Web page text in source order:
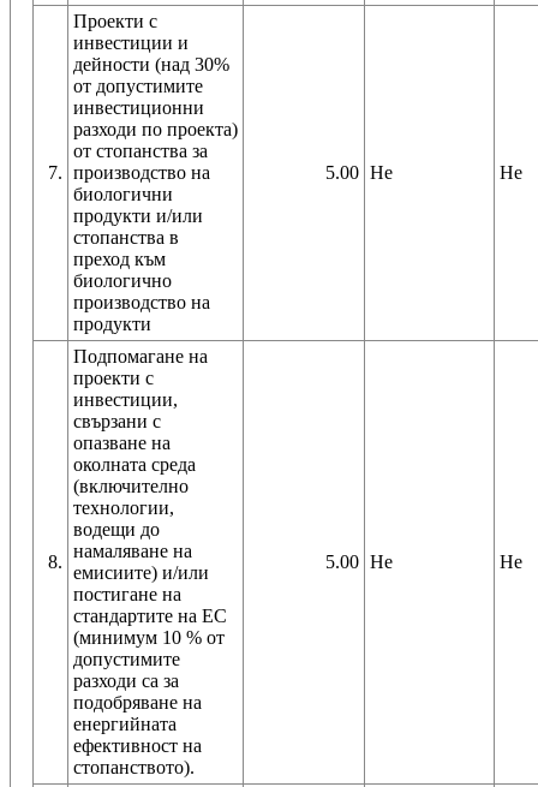
7.
Проекти с
инвестиции и
дейности (над 30%
от допустимите
инвестиционни
разходи по проекта)
от стопанства за
производство на
биологични
продукти и/или
стопанства в
преход към
биологично
производство на
продукти
5.00 Не Не
8.
Подпомагане на
проекти с
инвестиции,
свързани с
опазване на
околната среда
(включително
технологии,
водещи до
намаляване на
емисиите) и/или
постигане на
стандартите на ЕС
(минимум 10 % от
допустимите
разходи са за
подобряване на
енергийната
ефективност на
стопанството).
5.00 Не Не